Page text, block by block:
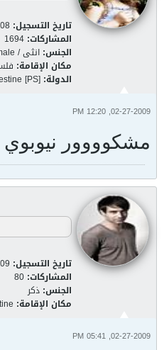
تاريخ التسجيل:
المشاركات: 1694
الجنس: انثى / Female
مكان الإقامة:
الدولة: [PS]
02-27-2009, 12:20 PM
مشكوووور نيوبوي
تاريخ التسجيل:
المشاركات: 80
الجنس: ذكر
مكان الإقامة:
02-27-2009, 05:41 PM